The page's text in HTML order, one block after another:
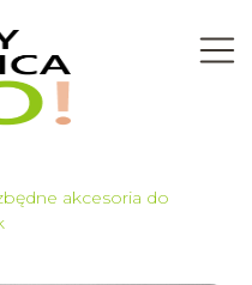
akcesoria do